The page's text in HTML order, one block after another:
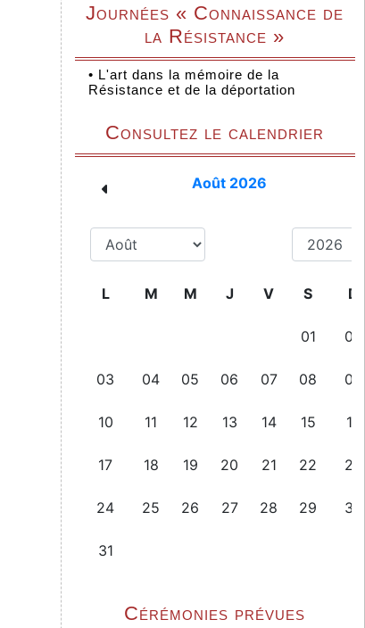
Journées « Connaissance de
la Résistance »
• L'art dans la mémoire de la
Résistance et de la déportation
Consultez le calendrier
Cérémonies prévues